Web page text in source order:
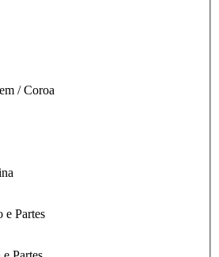
/ Coroa
e Partes